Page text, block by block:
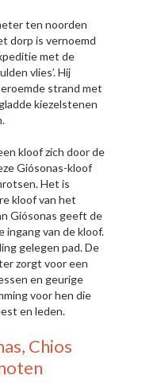
ten noorden
dorp is vernoemd
met de
vlies’. Hij
strand met
kiezelstenen
kloof zich door de
Giósonas-kloof
Het is
kloof van het
Giósonas geeft de
ingang van de kloof.
gelegen pad. De
zorgt voor een
en geurige
voor hen die
en leden.
Chios